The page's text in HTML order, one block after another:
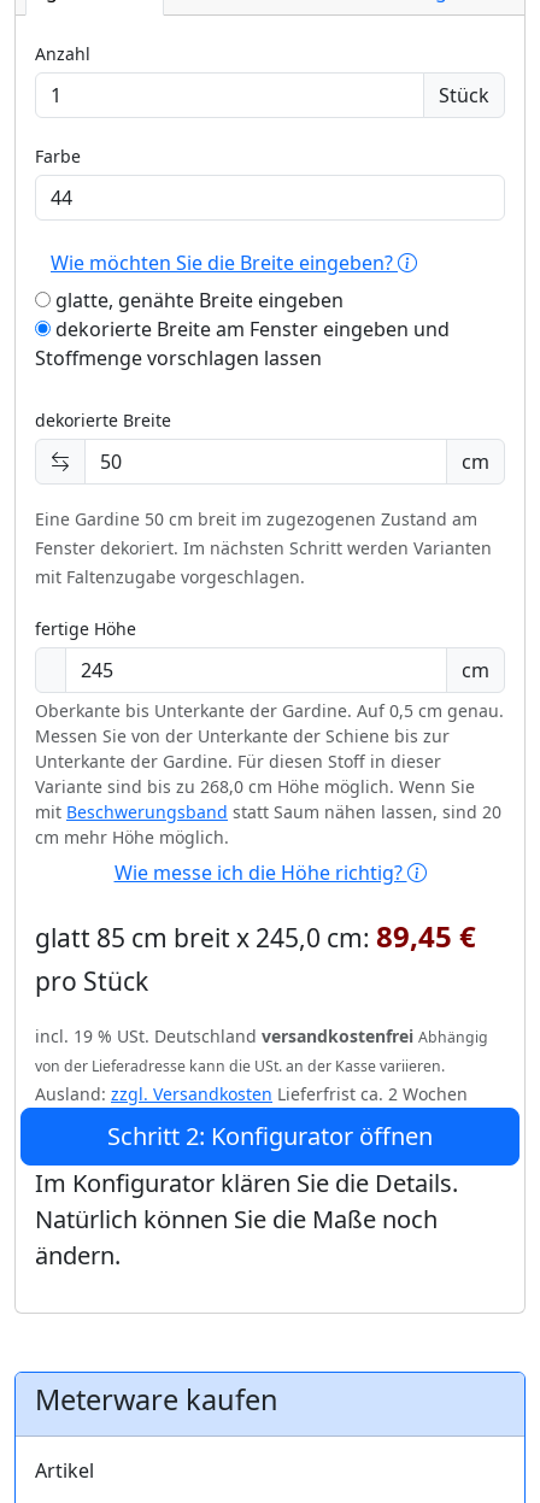
Anzahl
Stück
Farbe
Wie möchten Sie die Breite eingeben?
glatte, genähte Breite eingeben
dekorierte Breite am Fenster eingeben und
Stoffmenge vorschlagen lassen
dekorierte Breite
cm
Eine Gardine 50 cm breit im zugezogenen Zustand am
Fenster dekoriert. Im nächsten Schritt werden Varianten
mit Faltenzugabe vorgeschlagen.
fertige Höhe
cm
Oberkante bis Unterkante der Gardine. Auf 0,5 cm genau.
Messen Sie von der Unterkante der Schiene bis zur
Unterkante der Gardine. Für diesen Stoff in dieser
Variante sind bis zu 268,0 cm Höhe möglich. Wenn Sie
mit Beschwerungsband statt Saum nähen lassen, sind 20
cm mehr Höhe möglich.
Wie messe ich die Höhe richtig?
glatt 85 cm breit x 245,0 cm: 89,45 €
pro Stück
incl. 19 % USt. Deutschland versandkostenfrei Abhängig
von der Lieferadresse kann die USt. an der Kasse variieren.
Ausland: zzgl. Versandkosten Lieferfrist ca. 2 Wochen
Schritt 2: Konfigurator öffnen
Im Konfigurator klären Sie die Details.
Natürlich können Sie die Maße noch
ändern.
Meterware kaufen
Artikel